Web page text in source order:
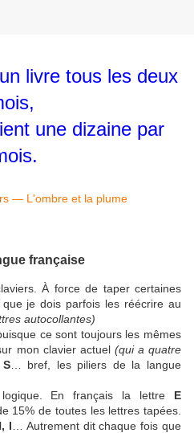
livre tous les deux
une dizaine par
française
À force de taper certaines
je dois parfois les réécrire au
autocollantes)
ce sont toujours les mêmes
mon clavier actuel (qui a quatre
… bref, les piliers de la langue
En français la lettre E
15% de toutes les lettres tapées.
I … Autrement dit chaque fois que